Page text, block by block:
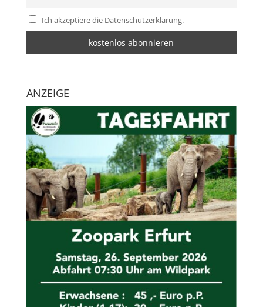
Ich akzeptiere die Datenschutzerklärung.
ANZEIGE